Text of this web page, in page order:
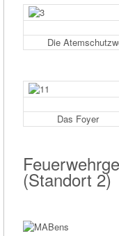
Die
Das Foyer
(Standort 2)